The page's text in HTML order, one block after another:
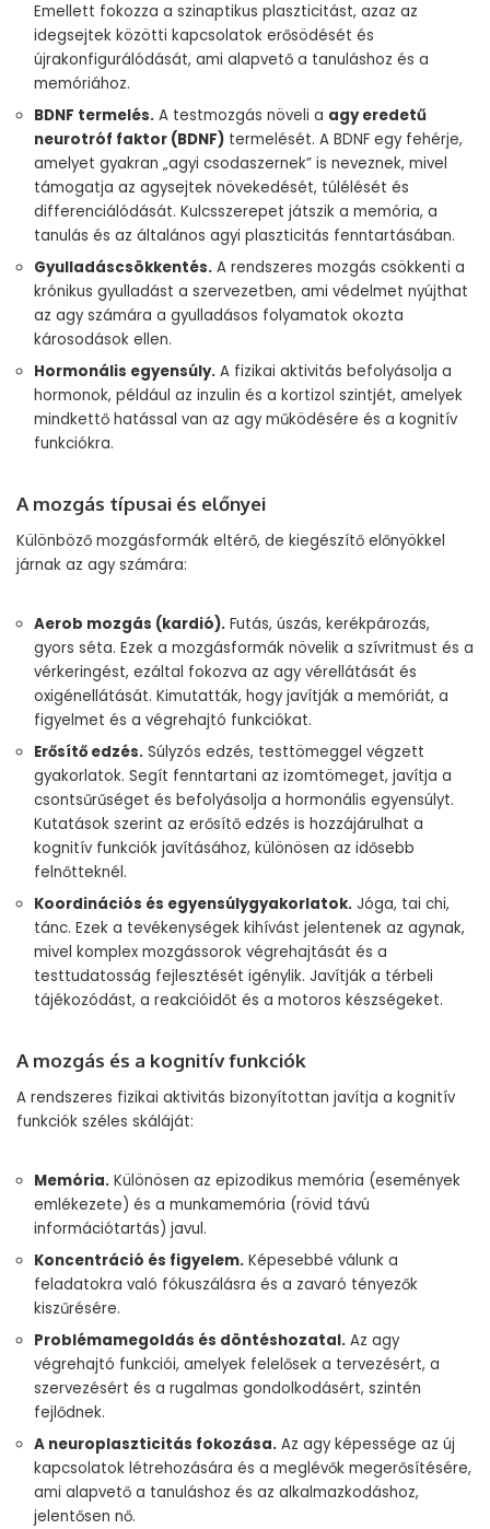
Emellett fokozza a szinaptikus plaszticitást, azaz az
idegsejtek közötti kapcsolatok erősödését és
újrakonfigurálódását, ami alapvető a tanuláshoz és a
memóriához.
BDNF termelés. A testmozgás növeli a agy eredetű
neurotróf faktor (BDNF) termelését. A BDNF egy fehérje,
amelyet gyakran „agyi csodaszernek” is neveznek, mivel
támogatja az agysejtek növekedését, túlélését és
differenciálódását. Kulcsszerepet játszik a memória, a
tanulás és az általános agyi plaszticitás fenntartásában.
Gyulladáscsökkentés. A rendszeres mozgás csökkenti a
krónikus gyulladást a szervezetben, ami védelmet nyújthat
az agy számára a gyulladásos folyamatok okozta
károsodások ellen.
Hormonális egyensúly. A fizikai aktivitás befolyásolja a
hormonok, például az inzulin és a kortizol szintjét, amelyek
mindkettő hatással van az agy működésére és a kognitív
funkciókra.
A mozgás típusai és előnyei
Különböző mozgásformák eltérő, de kiegészítő előnyökkel
járnak az agy számára:
Aerob mozgás (kardió). Futás, úszás, kerékpározás,
gyors séta. Ezek a mozgásformák növelik a szívritmust és a
vérkeringést, ezáltal fokozva az agy vérellátását és
oxigénellátását. Kimutatták, hogy javítják a memóriát, a
figyelmet és a végrehajtó funkciókat.
Erősítő edzés. Súlyzós edzés, testtömeggel végzett
gyakorlatok. Segít fenntartani az izomtömeget, javítja a
csontsűrűséget és befolyásolja a hormonális egyensúlyt.
Kutatások szerint az erősítő edzés is hozzájárulhat a
kognitív funkciók javításához, különösen az idősebb
felnőtteknél.
Koordinációs és egyensúlygyakorlatok. Jóga, tai chi,
tánc. Ezek a tevékenységek kihívást jelentenek az agynak,
mivel komplex mozgássorok végrehajtását és a
testtudatosság fejlesztését igénylik. Javítják a térbeli
tájékozódást, a reakcióidőt és a motoros készségeket.
A mozgás és a kognitív funkciók
A rendszeres fizikai aktivitás bizonyítottan javítja a kognitív
funkciók széles skáláját:
Memória. Különösen az epizodikus memória (események
emlékezete) és a munkamemória (rövid távú
információtartás) javul.
Koncentráció és figyelem. Képesebbé válunk a
feladatokra való fókuszálásra és a zavaró tényezők
kiszűrésére.
Problémamegoldás és döntéshozatal. Az agy
végrehajtó funkciói, amelyek felelősek a tervezésért, a
szervezésért és a rugalmas gondolkodásért, szintén
fejlődnek.
A neuroplaszticitás fokozása. Az agy képessége az új
kapcsolatok létrehozására és a meglévők megerősítésére,
ami alapvető a tanuláshoz és az alkalmazkodáshoz,
jelentősen nő.